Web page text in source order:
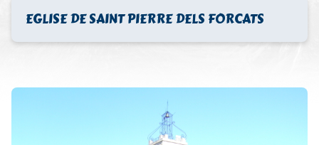
EGLISE DE SAINT PIERRE DELS FORCATS